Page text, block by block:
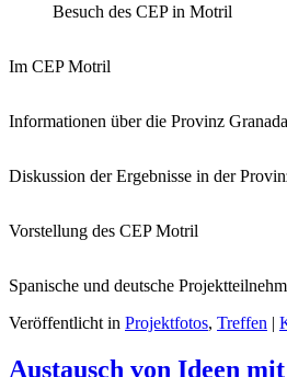
Besuch des CEP in Motril
Im CEP Motril
Informationen über die Provinz Granada
Diskussion der Ergebnisse in der
Vorstellung des CEP Motril
Spanische und deutsche
Veröffentlicht in Projektfotos, Treffen |
Austausch von Ideen